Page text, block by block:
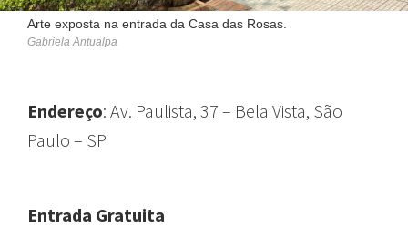
Arte exposta na entrada da Casa das Rosas.
Gabriela Antualpa
Endereço: Av. Paulista, 37 – Bela Vista, São
Paulo – SP
Entrada Gratuita